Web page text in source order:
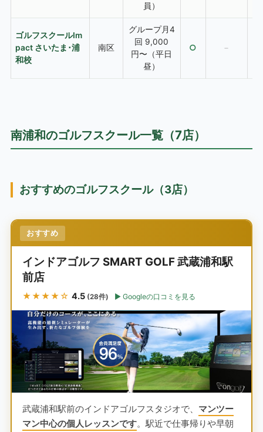
員）
ゴルフスクールIm
pact さいたま･浦
和校
南区
グループ月4
回 9,000
円〜（平日
昼）
○ −
南浦和のゴルフスクール一覧（7店）
おすすめのゴルフスクール（3店）
おすすめ
インドアゴルフ SMART GOLF 武蔵浦和駅
前店
★★★★☆ 4.5 (28件) Googleの口コミを見る
武蔵浦和駅前のインドアゴルフスタジオで、 マンツー
マン中心の個人レッスンです。駅近で仕事帰りや早朝